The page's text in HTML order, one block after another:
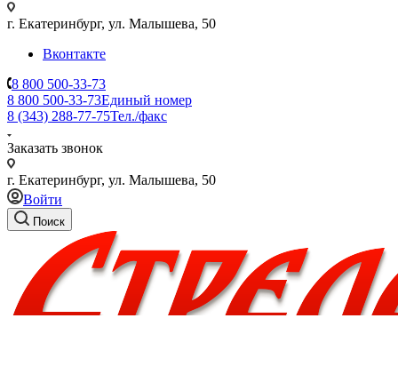
г. Екатеринбург, ул. Малышева, 50
Вконтакте
8 800 500-33-73
8 800 500-33-73Единый номер
8 (343) 288-77-75Тел./факс
Заказать звонок
г. Екатеринбург, ул. Малышева, 50
Войти
Поиск